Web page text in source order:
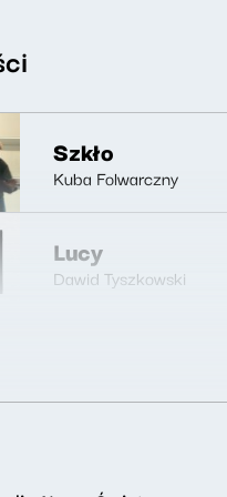
Szkło
Kuba Folwarczny
Lucy
Dawid Tyszkowski